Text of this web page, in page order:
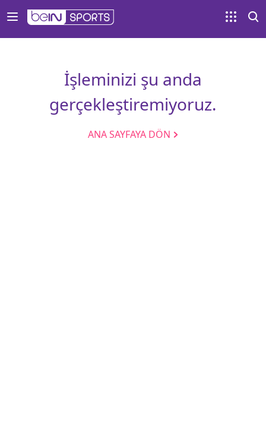
İşleminizi şu anda
gerçekleştiremiyoruz.
ANA SAYFAYA DÖN